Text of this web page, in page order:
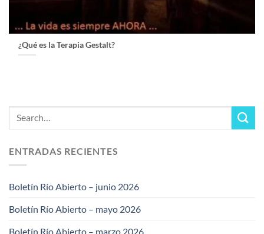
¿Qué es la Terapia Gestalt?
ENTRADAS RECIENTES
Boletín Río Abierto – junio 2026
Boletín Río Abierto – mayo 2026
Boletín Río Abierto – marzo 2026